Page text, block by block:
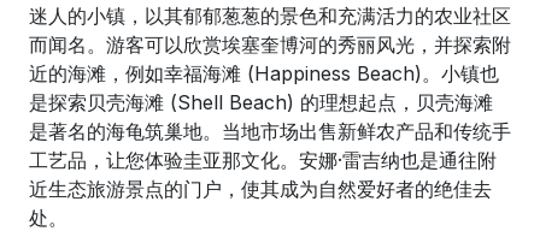
迷人的小镇，以其郁郁葱葱的景色和充满活力的农业社区
而闻名。游客可以欣赏埃塞奎博河的秀丽风光，并探索附
近的海滩，例如幸福海滩 (Happiness Beach)。小镇也
是探索贝壳海滩 (Shell Beach) 的理想起点，贝壳海滩
是著名的海龟筑巢地。当地市场出售新鲜农产品和传统手
工艺品，让您体验圭亚那文化。安娜·雷吉纳也是通往附
近生态旅游景点的门户，使其成为自然爱好者的绝佳去
处。